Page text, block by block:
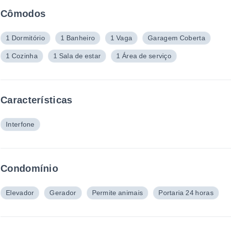
Cômodos
1 Dormitório 1 Banheiro 1 Vaga Garagem Coberta
1 Cozinha 1 Sala de estar 1 Área de serviço
Características
Interfone
Condomínio
Elevador Gerador Permite animais Portaria 24 horas